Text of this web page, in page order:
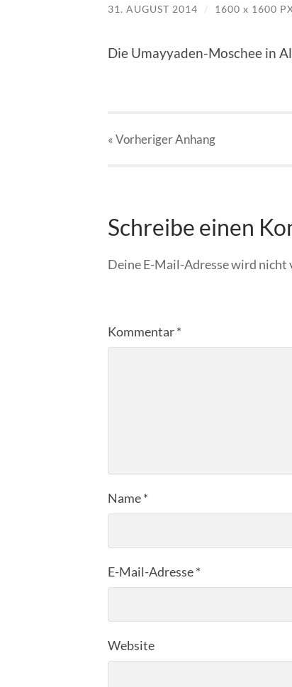
31. AUGUST 2014 / 1600 x 1600
Die Umayyaden-Moschee in
« VorherigerAnhang
Schreibe einen
Deine E-Mail-Adresse wird
Kommentar*
Name*
E-Mail-Adresse*
Website